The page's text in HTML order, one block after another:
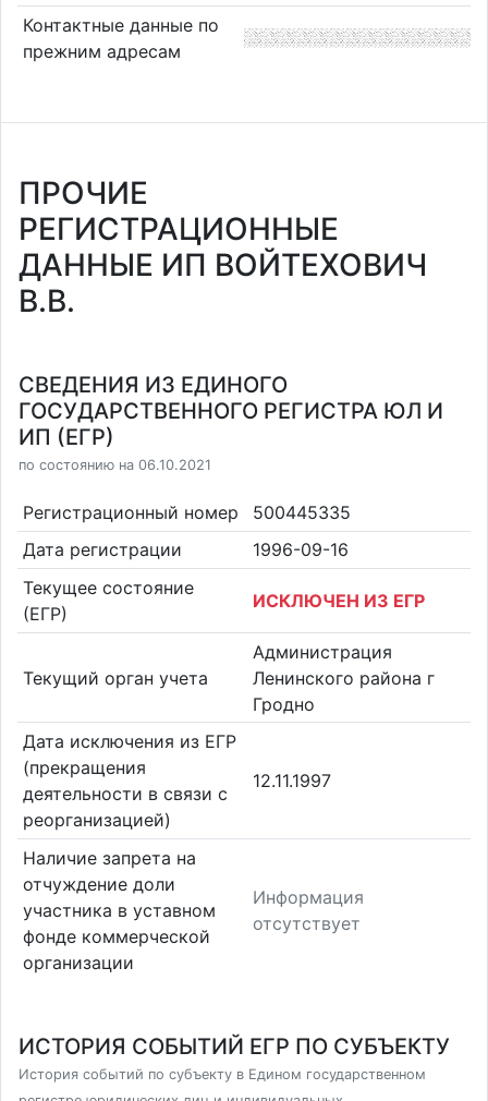
Контактные данные по
прежним адресам
ПРОЧИЕ
РЕГИСТРАЦИОННЫЕ
ДАННЫЕ ИП ВОЙТЕХОВИЧ
В.В.
СВЕДЕНИЯ ИЗ ЕДИНОГО
ГОСУДАРСТВЕННОГО РЕГИСТРА ЮЛ И
ИП (ЕГР)
по состоянию на 06.10.2021
Регистрационный номер
500445335
Дата регистрации
1996-09-16
Текущее состояние
(ЕГР)
ИСКЛЮЧЕН ИЗ ЕГР
Текущий орган учета
Администрация
Ленинского района г
Гродно
Дата исключения из ЕГР
(прекращения
деятельности в связи с
реорганизацией)
12.11.1997
Наличие запрета на
отчуждение доли
участника в уставном
фонде коммерческой
организации
Информация
отсутствует
ИСТОРИЯ СОБЫТИЙ ЕГР ПО СУБЪЕКТУ
История событий по субъекту в Едином государственном